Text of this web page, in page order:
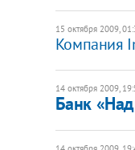
15 октября 2009,
Компания
14 октября 2009,
Банк